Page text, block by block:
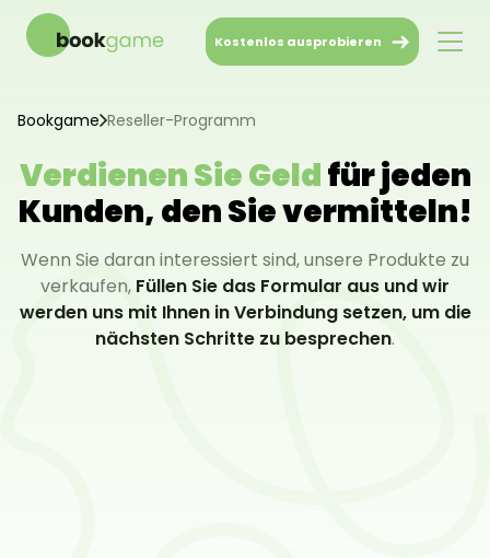
Kostenlos ausprobieren
Bookgame Reseller-Programm
Verdienen Sie Geldfür jeden
Kunden, den Sie vermitteln!
Wenn Sie daran interessiert sind, unsere Produkte zu
verkaufen, Füllen Sie das Formular aus und wir
werden uns mit Ihnen in Verbindung setzen, um die
nächsten Schritte zu besprechen.